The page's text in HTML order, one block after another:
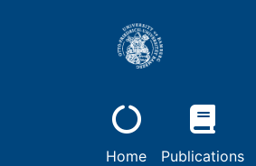
Home Publications